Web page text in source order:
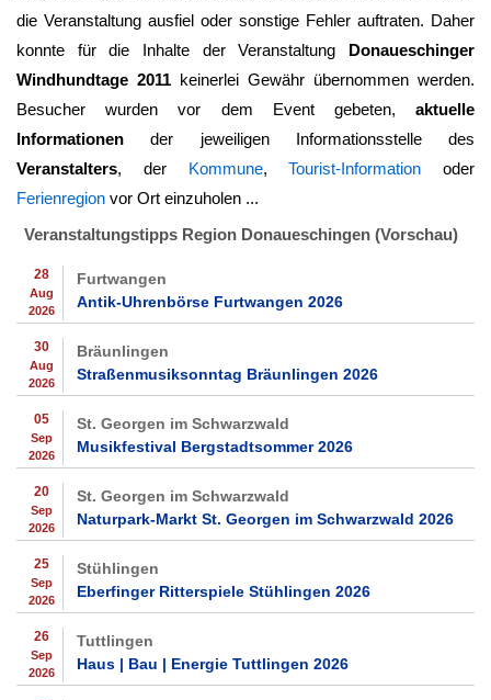
die Veranstaltung ausfiel oder sonstige Fehler auftraten. Daher
konnte für die Inhalte der Veranstaltung Donaueschinger
Windhundtage 2011 keinerlei Gewähr übernommen werden.
Besucher wurden vor dem Event gebeten, aktuelle
Informationen der jeweiligen Informationsstelle des
Veranstalters, der Kommune,Tourist-Information oder
Ferienregion vor Ort einzuholen ...
Veranstaltungstipps Region Donaueschingen (Vorschau)
28
Aug
2026
Furtwangen
Antik-Uhrenbörse Furtwangen 2026
30
Aug
2026
Bräunlingen
Straßenmusiksonntag Bräunlingen 2026
05
Sep
2026
St. Georgen im Schwarzwald
Musikfestival Bergstadtsommer 2026
20
Sep
2026
St. Georgen im Schwarzwald
Naturpark-Markt St. Georgen im Schwarzwald 2026
25
Sep
2026
Stühlingen
Eberfinger Ritterspiele Stühlingen 2026
26
Sep
2026
Tuttlingen
Haus | Bau | Energie Tuttlingen 2026